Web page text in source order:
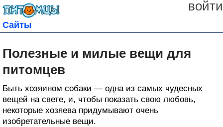
войти
Сайты
Полезные и милые вещи для
питомцев
Быть хозяином собаки — одна из самых чудесных
вещей на свете, и, чтобы показать свою любовь,
некоторые хозяева придумывают очень
изобретательные вещи.